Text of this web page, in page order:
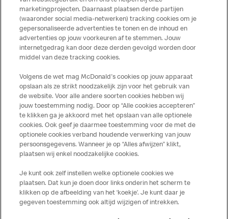
ingrediënten. McDonald’s streeft er naar om de
voedingswaarde- en allergeneninformatie altijd up to date
te houden. De verstrekte informatie is alleen van
toepassing op de in Nederland verkochte producten. Voor
meer informatie over voedingswaarden en allergenen kijk
op de McDonald's website of in de McDonald’s App.
Publicatiefouten voorbehouden.
Over ons
Services
Contact
marketingprojecten. Daarnaast plaatsen derde partijen
(waaronder social media-netwerken) tracking cookies om je
gepersonaliseerde advertenties te tonen en de inhoud en
advertenties op jouw voorkeuren af te stemmen. Jouw
internetgedrag kan door deze derden gevolgd worden door
middel van deze tracking cookies.
Volgens de wet mag McDonald's cookies op jouw apparaat
opslaan als ze strikt noodzakelijk zijn voor het gebruik van
de website. Voor alle andere soorten cookies hebben wij
jouw toestemming nodig. Door op “Alle cookies accepteren”
te klikken ga je akkoord met het opslaan van alle optionele
cookies. Ook geef je daarmee toestemming voor de met de
optionele cookies verband houdende verwerking van jouw
persoonsgegevens. Wanneer je op “Alles afwijzen” klikt,
plaatsen wij enkel noodzakelijke cookies.
Je kunt ook zelf instellen welke optionele cookies we
plaatsen. Dat kun je doen door links onderin het scherm te
klikken op de afbeelding van het ‘koekje’. Je kunt daar je
gegeven toestemming ook altijd wijzigen of intrekken.